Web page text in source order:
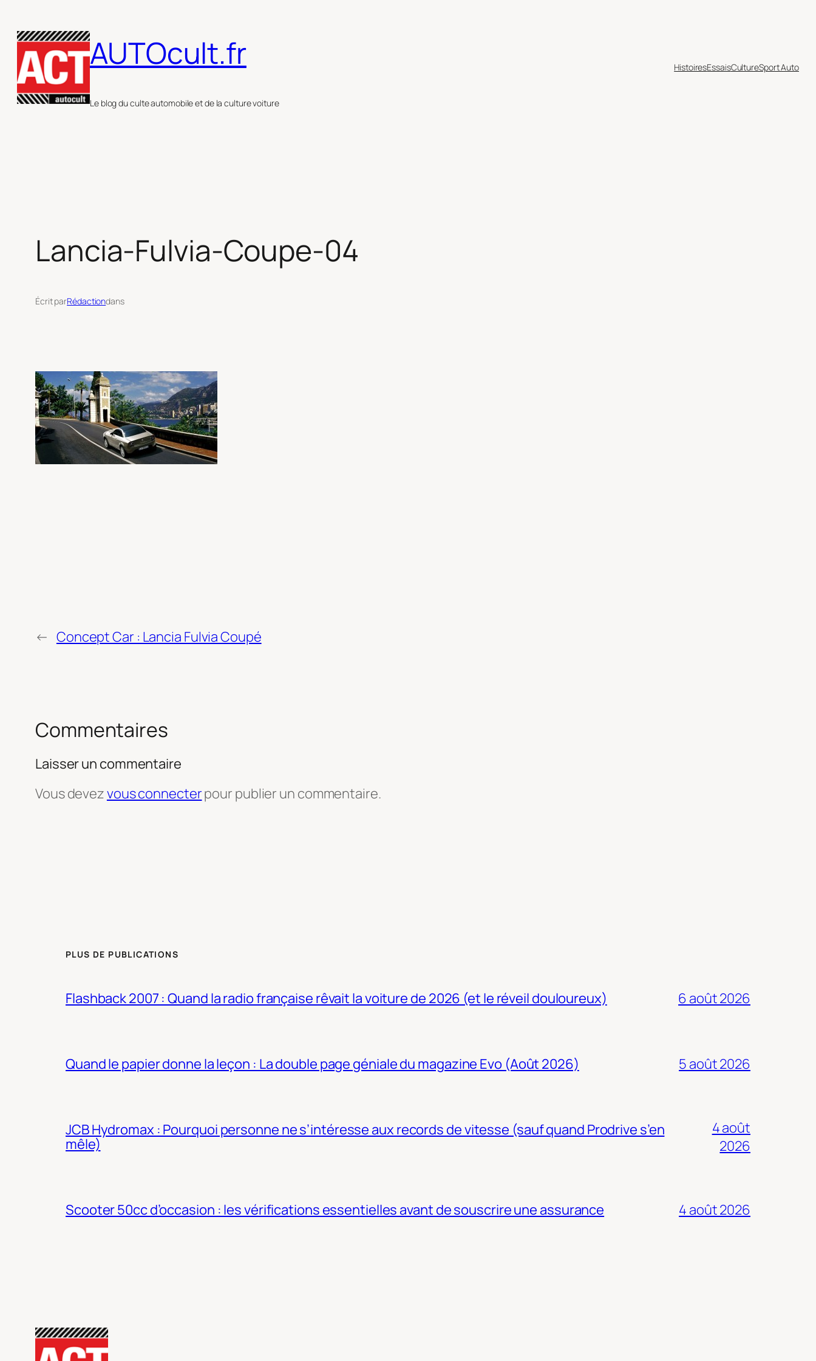
au
contenu
AUTOcult.fr
Le blog du culte automobile et de la culture voiture
HistoiresEssaisCultureSport Auto
Lancia-Fulvia-Coupe-04
Écrit parRédactiondans
← Concept Car : Lancia Fulvia Coupé
Commentaires
Laisser un commentaire
Vous devezvous connecterpour publier un commentaire.
PLUS DE PUBLICATIONS
Flashback 2007 : Quand la radio française rêvait la voiture de 2026 (et le réveil douloureux) 6 août 2026
Quand le papier donne la leçon : La double page géniale du magazine Evo (Août 2026) 5 août 2026
JCB Hydromax : Pourquoi personne ne s’intéresse aux records de vitesse (sauf quand Prodrive s’en
mêle)
4 août
2026
Scooter 50cc d’occasion : les vérifications essentielles avant de souscrire une assurance 4 août 2026